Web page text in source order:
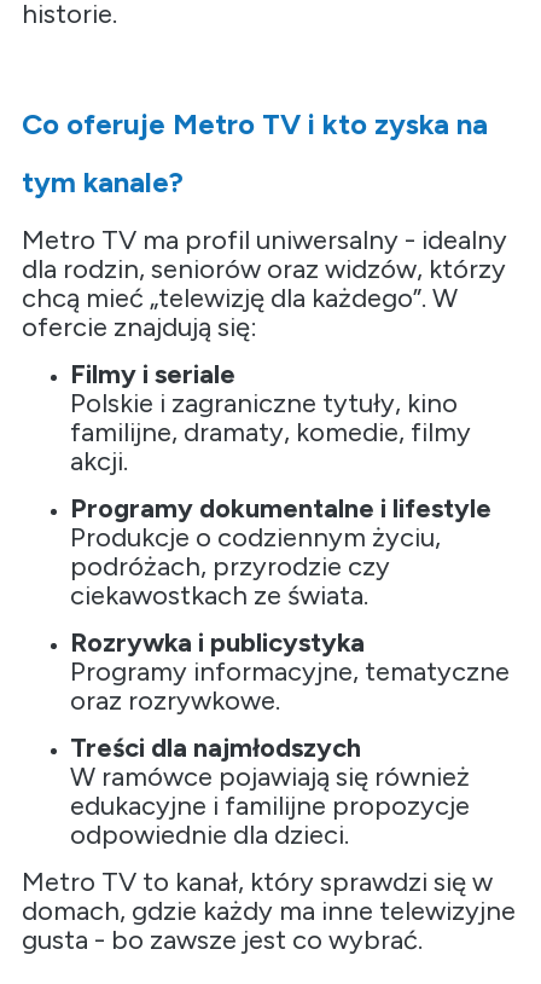
historie.
Co oferuje Metro TV i kto zyska na
tym kanale?
Metro TV ma profil uniwersalny - idealny
dla rodzin, seniorów oraz widzów, którzy
chcą mieć „telewizję dla każdego”. W
ofercie znajdują się:
Filmy i seriale
Polskie i zagraniczne tytuły, kino
familijne, dramaty, komedie, filmy
akcji.
Programy dokumentalne i lifestyle
Produkcje o codziennym życiu,
podróżach, przyrodzie czy
ciekawostkach ze świata.
Rozrywka i publicystyka
Programy informacyjne, tematyczne
oraz rozrywkowe.
Treści dla najmłodszych
W ramówce pojawiają się również
edukacyjne i familijne propozycje
odpowiednie dla dzieci.
Metro TV to kanał, który sprawdzi się w
domach, gdzie każdy ma inne telewizyjne
gusta - bo zawsze jest co wybrać.